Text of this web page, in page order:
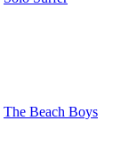
The Beach Boys